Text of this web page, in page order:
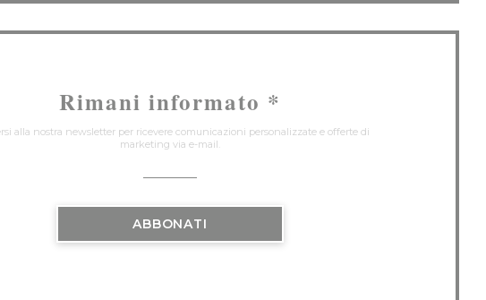
Rimani informato *
alla nostra newsletter per ricevere comunicazioni personalizzate e offerte di
marketing via e-mail.
ABBONATI